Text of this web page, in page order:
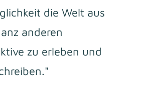
die Welt aus
anderen
zu erleben und